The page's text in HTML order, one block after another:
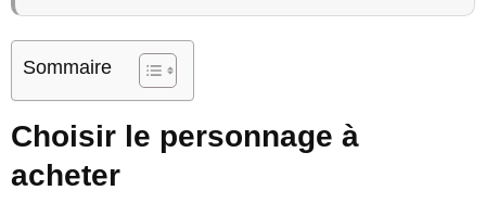
Sommaire
Choisir le personnage à
acheter